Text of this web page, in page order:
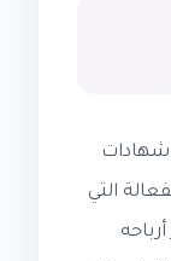
شهادات
التي